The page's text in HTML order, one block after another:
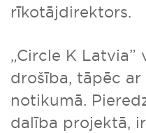
rīkotājdirektors.
„Circle K
drošība, tāpēc
notikumā.
dalība projektā,